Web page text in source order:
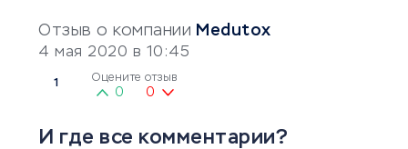
Отзыв о компании Medutox
4 мая 2020 в 10:45
1 Оцените отзыв
0 0
И где все комментарии?